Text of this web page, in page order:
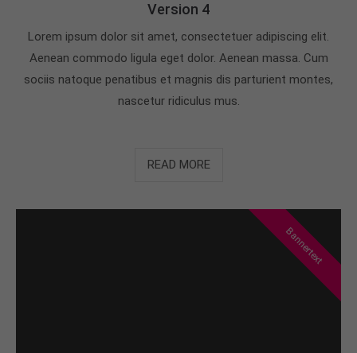
Version 4
Lorem ipsum dolor sit amet, consectetuer adipiscing elit.
Aenean commodo ligula eget dolor. Aenean massa. Cum
sociis natoque penatibus et magnis dis parturient montes,
nascetur ridiculus mus.
READ MORE
Bannertext